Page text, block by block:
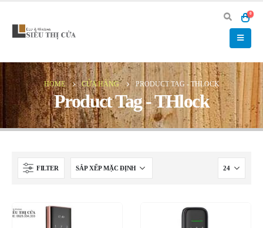
0
HOME CỬA HÀNG PRODUCT TAG - THLOCK
Product Tag - THlock
FILTER